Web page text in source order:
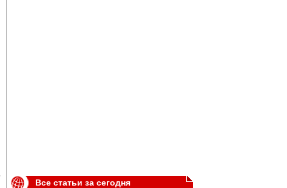
Все статьи за сегодня